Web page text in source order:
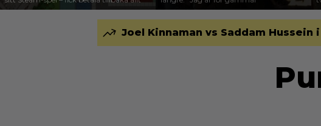
Joel Kinnaman vs Saddam